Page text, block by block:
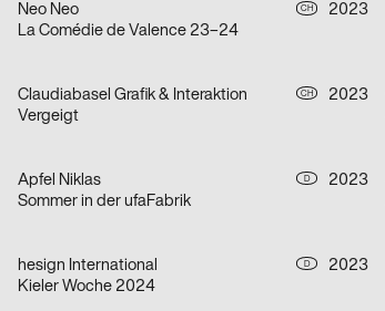
Neo Neo CH
2023
La Comédie de Valence 23–24
Claudiabasel Grafik & Interaktion CH
2023
Vergeigt
Apfel Niklas D
2023
Sommer in der ufaFabrik
hesign International D
2023
Kieler Woche 2024